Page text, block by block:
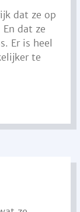
dat ze op
dat ze
Er is heel
te